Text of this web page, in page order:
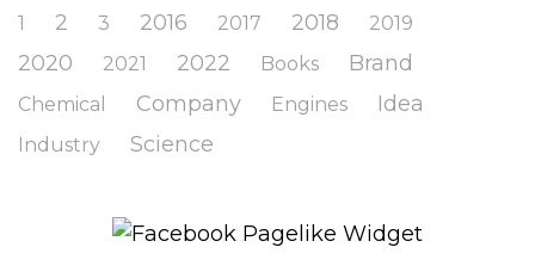
1 2 3 2016 2017 2018 2019
2020 2021 2022 Books Brand
Chemical Company Engines Idea
Industry Science